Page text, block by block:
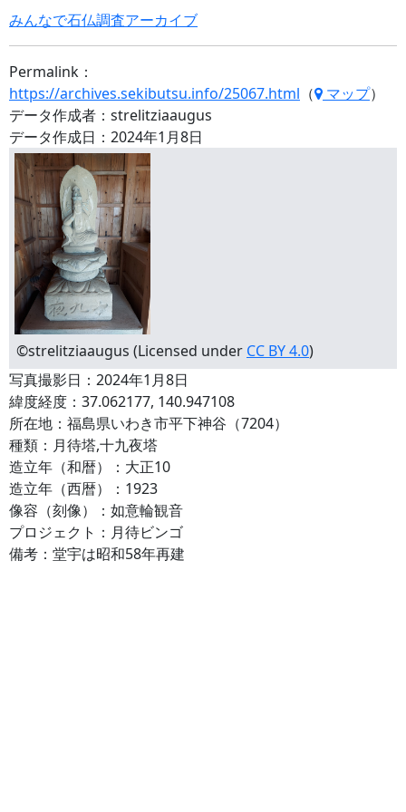
みんなで石仏調査アーカイブ
Permalink：
https://archives.sekibutsu.info/25067.html （ マップ）
データ作成者：strelitziaaugus
データ作成日：2024年1月8日
©strelitziaaugus (Licensed under CC BY 4.0)
写真撮影日：2024年1月8日
緯度経度：37.062177, 140.947108
所在地：福島県いわき市平下神谷（7204）
種類：月待塔,十九夜塔
造立年（和暦）：大正10
造立年（西暦）：1923
像容（刻像）：如意輪観音
プロジェクト：月待ビンゴ
備考：堂宇は昭和58年再建